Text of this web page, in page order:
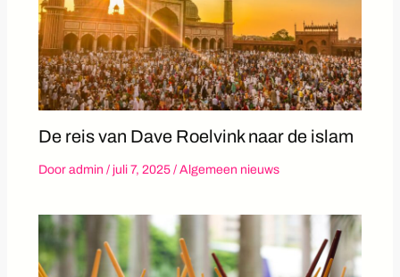
De reis van Dave Roelvink naar de islam
Door admin / juli 7, 2025 / Algemeen nieuws